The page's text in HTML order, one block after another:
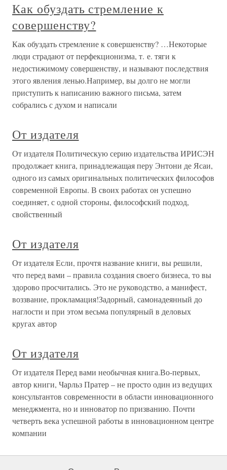
Как обуздать стремление к
совершенству?
Как обуздать стремление к совершенству? …Некоторые
люди страдают от перфекционизма, т. е. тяги к
недостижимому совершенству, и называют последствия
этого явления ленью.Например, вы долго не могли
приступить к написанию важного письма, затем
собрались с духом и написали
От издателя
От издателя Политическую серию издательства ИРИСЭН
продолжает книга, принадлежащая перу Энтони де Ясаи,
одного из самых оригинальных политических философов
современной Европы. В своих работах он успешно
соединяет, с одной стороны, философский подход,
свойственный
От издателя
От издателя Если, прочтя название книги, вы решили,
что перед вами – правила создания своего бизнеса, то вы
здорово просчитались. Это не руководство, а манифест,
воззвание, прокламация!Задорный, самонадеянный до
наглости и при этом весьма популярный в деловых
кругах автор
От издателя
От издателя Перед вами необычная книга.Во-первых,
автор книги, Чарльз Пратер – не просто один из ведущих
консультантов современности в области инновационного
менеджмента, но и инноватор по призванию. Почти
четверть века успешной работы в инновационном центре
компании